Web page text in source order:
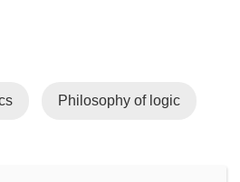
Philosophy of logic